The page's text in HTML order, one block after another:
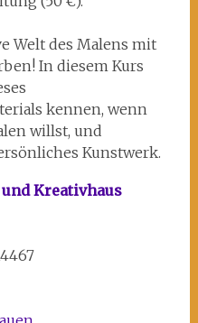
Welt des Malens mit
In diesem Kurs
kennen, wenn
willst, und
Kunstwerk.
Kreativhaus